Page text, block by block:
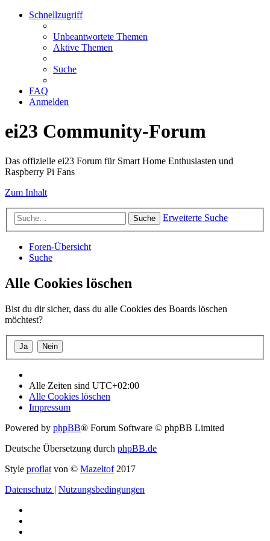
Schnellzugriff
Unbeantwortete Themen
Aktive Themen
Suche
FAQ
Anmelden
ei23 Community-Forum
Das offizielle ei23 Forum für Smart Home Enthusiasten und
Raspberry Pi Fans
Zum Inhalt
Suche Erweiterte Suche
Foren-Übersicht
Suche
Alle Cookies löschen
Bist du dir sicher, dass du alle Cookies des Boards löschen
möchtest?
Alle Zeiten sind UTC+02:00
Alle Cookies löschen
Impressum
Powered by phpBB® Forum Software © phpBB Limited
Deutsche Übersetzung durch phpBB.de
Style proflat von © Mazeltof2017
Datenschutz | Nutzungsbedingungen